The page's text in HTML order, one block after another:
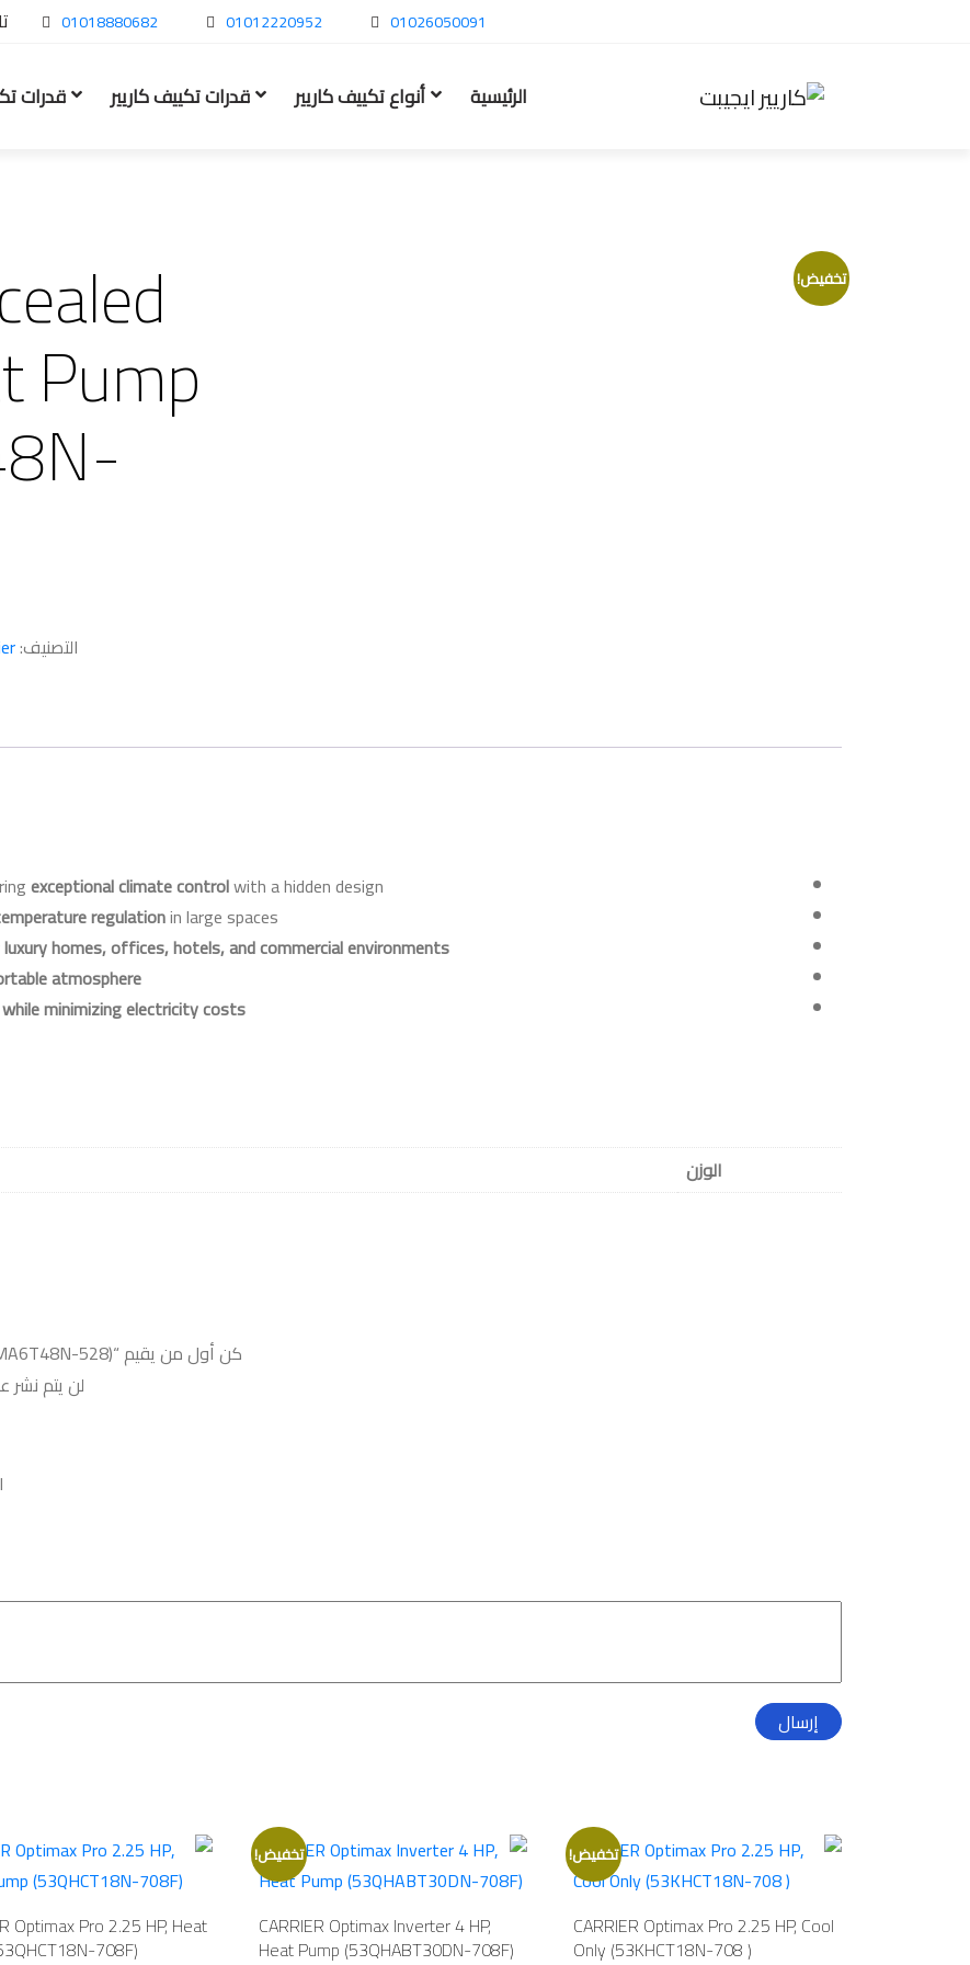
01018880682 01012220952 01026050091
الرئيسية أنواع تكييف كاريير قدرات تكييف كاريير قدرات
تخفيض!
Pump
التصنيف:
exceptional climate controlwith a hidden design.
regulationin large spaces.
luxury homes, offices, hotels, and commercial environments
atmosphere
while minimizing electricity costs
الوزن
كن أول من يقيم “CARRIER Concealed Pro 6 HP, Heat Pump (53QDMA6T48N-528)”
لن يتم نشر
تخفيض!
CARRIER Optimax Pro 2.25 HP, Cool
Only (53KHCT18N-708 )
تخفيض!
CARRIER Optimax Inverter 4 HP,
Heat Pump (53QHABT30DN-708F)
Optimax Pro 2.25 HP, Heat
708F)